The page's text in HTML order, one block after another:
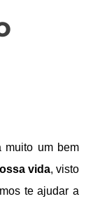
muito um bem
vida, visto
te ajudar a